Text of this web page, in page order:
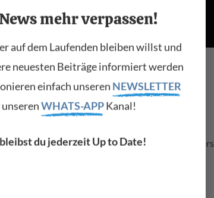
mehr verpassen!
auf dem Laufenden bleiben willst und
neuesten Beiträge informiert werden
einfach unseren NEWSLETTER
WHATS-APPKanal!
du jederzeit Up to Date!
ermöglicht, schnell Fortschritte zu
die grundlegenden Funktionen rasch erlernen
eine große Online-Community von Microkorg-
Community-Support ist für Anfänger besonders
einzuarbeiten.